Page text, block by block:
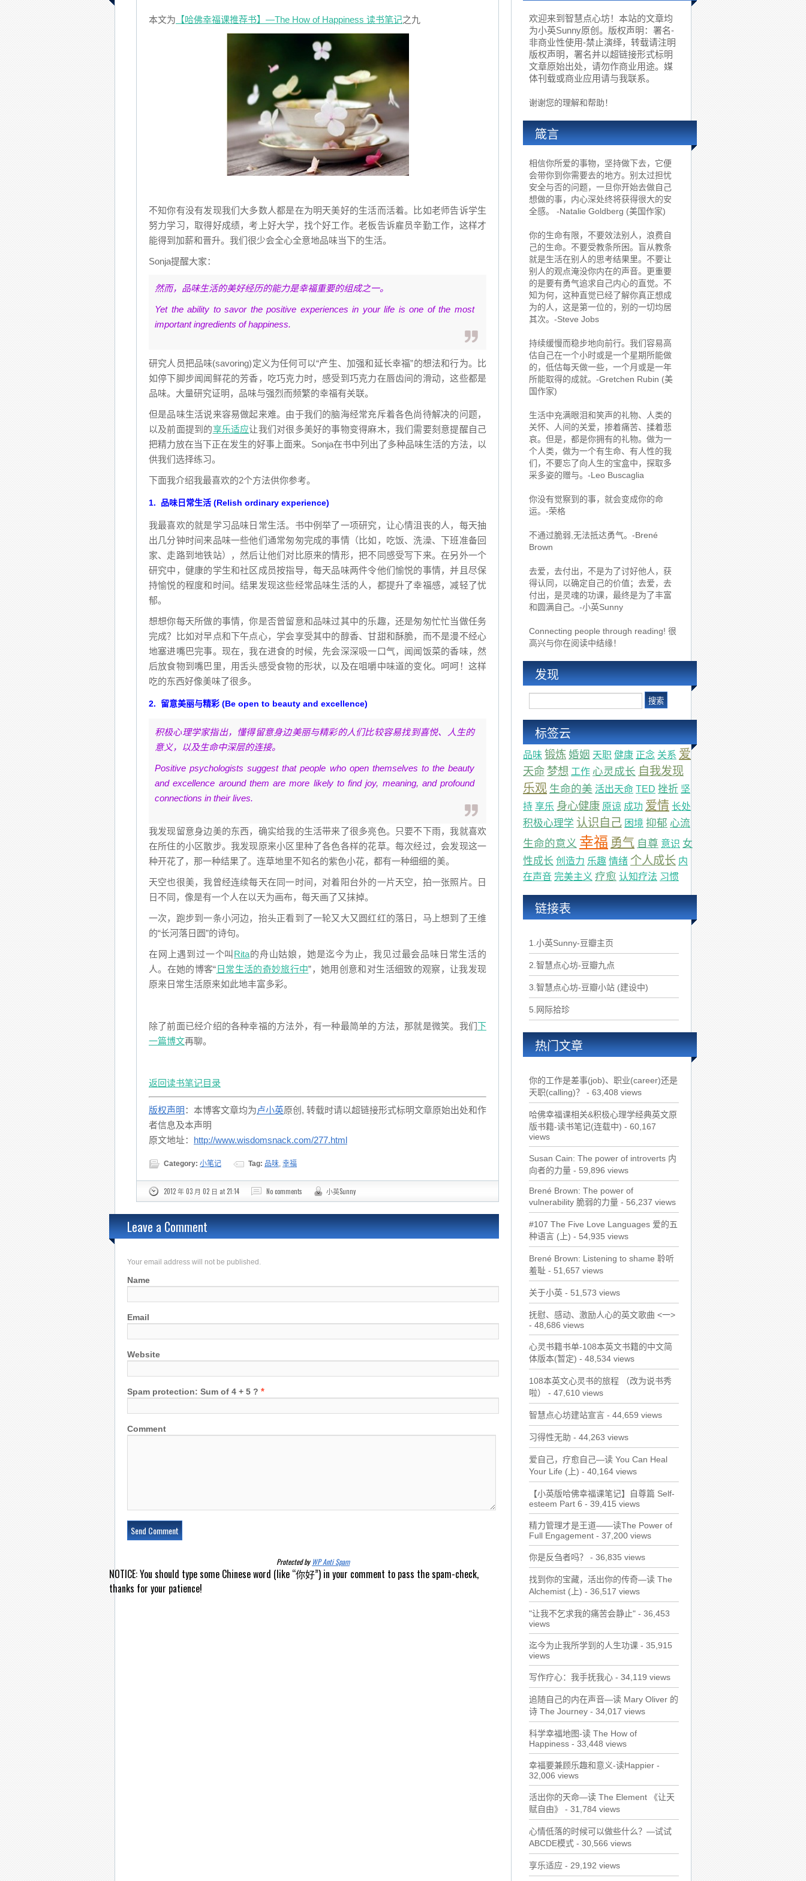
本文为 【哈佛幸福课推荐书】—The How of Happiness 读书笔记之九
不知你有没有发现我们大多数人都是在为明天美好的生活而活着。比如老师告诉学生
努力学习，取得好成绩，考上好大学，找个好工作。老板告诉雇员辛勤工作，这样才
能得到加薪和晋升。我们很少会全心全意地品味当下的生活。
Sonja提醒大家：
然而，品味生活的美好经历的能力是幸福重要的组成之一。
Yet the ability to savor the positive experiences in your life is one of the most
important ingredients of happiness.
研究人员把品味(savoring)定义为任何可以“产生、加强和延长幸福”的想法和行为。比
如停下脚步闻闻鲜花的芳香，吃巧克力时，感受到巧克力在唇齿间的滑动，这些都是
品味。大量研究证明，品味与强烈而频繁的幸福有关联。
但是品味生活说来容易做起来难。由于我们的脑海经常充斥着各色尚待解决的问题，
以及前面提到的享乐适应让我们对很多美好的事物变得麻木，我们需要刻意提醒自己
把精力放在当下正在发生的好事上面来。Sonja在书中列出了多种品味生活的方法，以
供我们选择练习。
下面我介绍我最喜欢的2个方法供你参考。
1. 品味日常生活 (Relish ordinary experience)
我最喜欢的就是学习品味日常生活。书中例举了一项研究，让心情沮丧的人，每天抽
出几分钟时间来品味一些他们通常匆匆完成的事情（比如，吃饭、洗澡、下班准备回
家、走路到地铁站），然后让他们对比原来的情形，把不同感受写下来。在另外一个
研究中，健康的学生和社区成员按指导，每天品味两件令他们愉悦的事情，并且尽保
持愉悦的程度和时间。结果发现这些经常品味生活的人，都提升了幸福感，减轻了忧
郁。
想想你每天所做的事情，你是否曾留意和品味过其中的乐趣，还是匆匆忙忙当做任务
完成？比如对早点和下午点心，学会享受其中的醇香、甘甜和酥脆，而不是漫不经心
地塞进嘴巴完事。现在，我在进食的时候，先会深深吸一口气，闻闻饭菜的香味，然
后放食物到嘴巴里，用舌头感受食物的形状，以及在咀嚼中味道的变化。呵呵！这样
吃的东西好像美味了很多。
2. 留意美丽与精彩 (Be open to beauty and excellence)
积极心理学家指出，懂得留意身边美丽与精彩的人们比较容易找到喜悦、人生的
意义，以及生命中深层的连接。
Positive psychologists suggest that people who open themselves to the beauty
and excellence around them are more likely to find joy, meaning, and profound
connections in their lives.
我发现留意身边美的东西，确实给我的生活带来了很多亮色。只要不下雨，我就喜欢
在所住的小区散步。我发现原来小区里种了各色各样的花草。每次经过，会发现这一
种开花了，那一种结果了。连草地里不知名的紫色小花，都有一种细细的美。
天空也很美，我曾经连续每天在同一时间，对着阳台外的一片天空，拍一张照片。日
日不同，像是有一个人在以天为画布，每天画了又抹掉。
一次，跑步到一条小河边，抬头正看到了一轮又大又圆红红的落日，马上想到了王维
的“长河落日圆”的诗句。
在网上遇到过一个叫 Rita的舟山姑娘，她是迄今为止，我见过最会品味日常生活的
人。在她的博客“ 日常生活的奇妙旅行中”，她用创意和对生活细致的观察，让我发现
原来日常生活原来如此地丰富多彩。
除了前面已经介绍的各种幸福的方法外，有一种最简单的方法，那就是微笑。我们下
一篇博文再聊。
返回读书笔记目录
版权声明 ：本博客文章均为卢小英原创, 转载时请以超链接形式标明文章原始出处和作
者信息及本声明
原文地址： http://www.wisdomsnack.com/277.html
Category: 小笔记 Tag: 品味 幸福
2012 年 03 月 02 日 at 21:14 No comments 小英Sunny
Leave a Comment
Your email address will not be published.
Name
Email
Website
Spam protection: Sum of 4 + 5 ? *
Comment
Protected byWP Anti Spam
NOTICE:You should type some Chinese word (like “你好”) in your comment to pass the spam-check,
thanks for your patience!
欢迎来到智慧点心坊！本站的文章均
为小英Sunny原创。版权声明：署名-
非商业性使用-禁止演绎，转载请注明
版权声明，署名并以超链接形式标明
文章原始出处，请勿作商业用途。媒
体刊载或商业应用请与我联系。
谢谢您的理解和帮助！
箴言
相信你所爱的事物，坚持做下去，它便
会带你到你需要去的地方。别太过担忧
安全与否的问题，一旦你开始去做自己
想做的事，内心深处终将获得很大的安
全感。 -Natalie Goldberg (美国作家)
你的生命有限，不要效法别人，浪费自
己的生命。不要受教条所困。盲从教条
就是生活在别人的思考结果里。不要让
别人的观点淹没你内在的声音。更重要
的是要有勇气追求自己内心的直觉。不
知为何，这种直觉已经了解你真正想成
为的人，这是第一位的，别的一切均居
其次。-Steve Jobs
持续缓慢而稳步地向前行。我们容易高
估自己在一个小时或是一个星期所能做
的，低估每天做一些，一个月或是一年
所能取得的成就。-Gretchen Rubin (美
国作家)
生活中充满眼泪和笑声的礼物、人类的
关怀、人间的关爱，掺着痛苦、揉着悲
哀。但是，都是你拥有的礼物。做为一
个人类，做为一个有生命、有人性的我
们，不要忘了向人生的宝盒中，探取多
采多姿的赠与。-Leo Buscaglia
你没有觉察到的事，就会变成你的命
运。-荣格
不通过脆弱,无法抵达勇气。-Brené
Brown
去爱，去付出，不是为了讨好他人，获
得认同，以确定自己的价值；去爱，去
付出，是灵魂的功课，最终是为了丰富
和圆满自己。-小英Sunny
Connecting people through reading! 很
高兴与你在阅读中结缘！
发现
标签云
品味 锻炼 婚姻 天职 健康 正念 关系 爱
天命 梦想 工作 心灵成长 自我发现
乐观 生命的美 活出天命 TED 挫折 坚
持 享乐 身心健康 原谅 成功 爱情 长处
积极心理学 认识自己 困境 抑郁 心流
生命的意义 幸福 勇气 自尊 意识 女
性成长 创造力 乐趣 情绪 个人成长 内
在声音 完美主义 疗愈 认知疗法 习惯
链接表
1.小英Sunny-豆瓣主页
2.智慧点心坊-豆瓣九点
3.智慧点心坊-豆瓣小站 (建设中)
5.网际拾珍
热门文章
你的工作是差事(job)、职业(career)还是
天职(calling)？
- 63,408 views
哈佛幸福课相关&积极心理学经典英文原
版书籍-读书笔记(连载中) - 60,167
views
Susan Cain: The power of introverts 内
向者的力量 - 59,896 views
Brené Brown: The power of
vulnerability 脆弱的力量 - 56,237 views
#107 The Five Love Languages 爱的五
种语言 (上) - 54,935 views
Brené Brown: Listening to shame 聆听
羞耻 - 51,657 views
关于小英 - 51,573 views
抚慰、感动、激励人心的英文歌曲 <一>
- 48,686 views
心灵书籍书单-108本英文书籍的中文简
体版本(暂定) - 48,534 views
108本英文心灵书的旅程 （改为说书秀
啦）
- 47,610 views
智慧点心坊建站宣言 - 44,659 views
习得性无助 - 44,263 views
爱自己，疗愈自己—读 You Can Heal
Your Life (上) - 40,164 views
【小英版哈佛幸福课笔记】自尊篇 Self-
esteem Part 6 - 39,415 views
精力管理才是王道——读The Power of
Full Engagement - 37,200 views
你是反刍者吗？ - 36,835 views
找到你的宝藏，活出你的传奇—读 The
Alchemist (上) - 36,517 views
"让我不乞求我的痛苦会静止" - 36,453
views
迄今为止我所学到的人生功课 - 35,915
views
写作疗心：我手抚我心 - 34,119 views
追随自己的内在声音—读 Mary Oliver 的
诗 The Journey - 34,017 views
科学幸福地图-读 The How of
Happiness - 33,448 views
幸福要兼顾乐趣和意义-读Happier -
32,006 views
活出你的天命—读 The Element 《让天
赋自由》
- 31,784 views
心情低落的时候可以做些什么？—试试
ABCDE模式 - 30,566 views
享乐适应 - 29,192 views